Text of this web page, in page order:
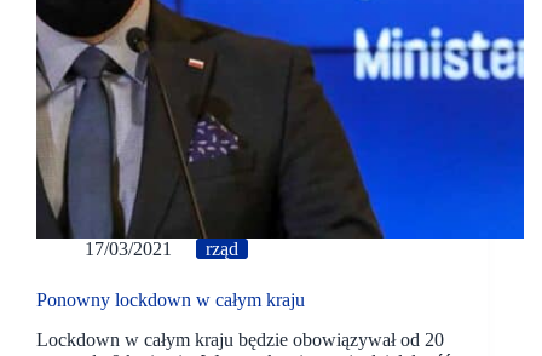
17/03/2021 rząd
Ponowny lockdown w całym kraju
Lockdown w całym kraju będzie obowiązywał od 20